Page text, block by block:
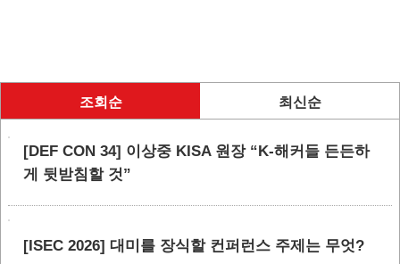
조회순 최신순
[DEF CON 34] 이상중 KISA 원장 “K-해커들 든든하
게 뒷받침할 것”
[ISEC 2026] 대미를 장식할 컨퍼런스 주제는 무엇?